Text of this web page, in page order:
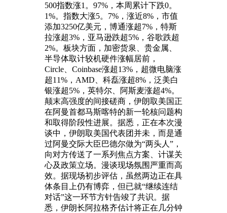
500指数涨1。97%，本周累计下跌0。
1%。指数大涨5。7%，涨近8%，市值
添加3250亿美元，博通涨超7%，特斯
拉涨超3%，亚马逊跌超5%，谷歌跌超
2%。板块方面，加密货泉、贵金属、
半导体取计较机硬件涨幅居前，
Circle、Coinbase涨超13%，超微电脑涨
超11%，AMD、科磊涨超8%，泛美白
银涨超5%，英特尔、阿斯麦涨超4%。
颠末高强度的间接磋商，伊朗取美国正
在阿曼首都马斯喀特的新一轮核问题构
和取得阶段性进展。据悉，正在本次漫
谈中，伊朗取美国代表团并未，而是通
过阿曼交际大臣巴德尔做为“两头人”，
向对方传送了一系列焦点方案、计谋关
心及政策立场。漫谈现场氛围严重而高
效。据现场初步评估，虽然两边正在具
体条目上仍有博弈，但已就“继续连结
对话”这一环节方针告竣了共识。据
悉，伊朗长阿拉格齐估计将正在几分钟